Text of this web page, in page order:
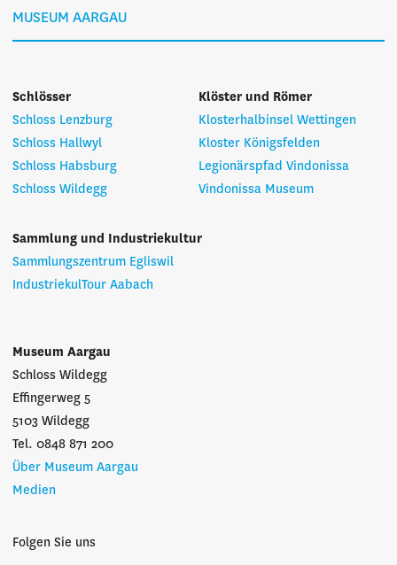
MUSEUM AARGAU
Schlösser
Schloss Lenzburg
Schloss Hallwyl
Schloss Habsburg
Schloss Wildegg
Klöster und Römer
Klosterhalbinsel Wettingen
Kloster Königsfelden
Legionärspfad Vindonissa
Vindonissa Museum
Sammlung und Industriekultur
Sammlungszentrum Egliswil
IndustriekulTour Aabach
Museum Aargau
Schloss Wildegg
Effingerweg 5
5103 Wildegg
Tel. 0848 871 200
Über Museum Aargau
Medien
Folgen Sie uns